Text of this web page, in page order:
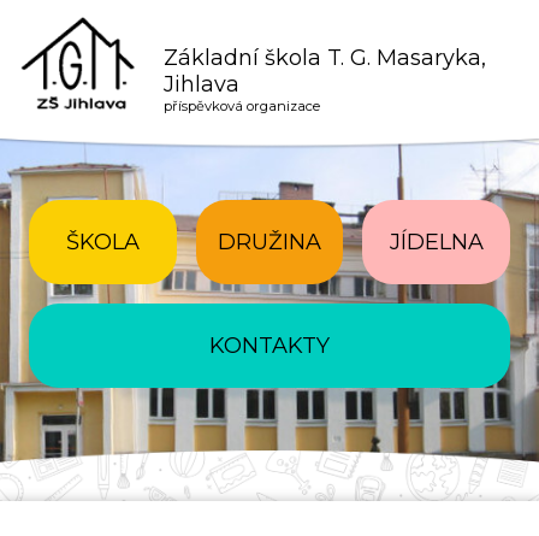
Základní škola T. G. Masaryka,
Jihlava
příspěvková organizace
ŠKOLA DRUŽINA JÍDELNA
KONTAKTY